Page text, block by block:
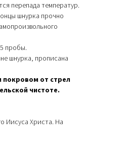
перепада температур.
шнурка прочно
пробы.
шнурка, прописана
покровом от стрел
чистоте.
Иисуса Христа. На